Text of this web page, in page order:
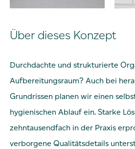
Über dieses Konzept
Durchdachte und strukturierte
Aufbereitungsraum? Auch bei
Grundrissen planen wir einen
hygienischen Ablauf ein. Starke
zehntausendfach in der Praxis
verborgene Qualitätsdetails